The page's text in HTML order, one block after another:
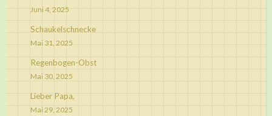
Juni 4, 2025
Schaukelschnecke
Mai 31, 2025
Regenbogen-Obst
Mai 30, 2025
Lieber Papa,
Mai 29, 2025